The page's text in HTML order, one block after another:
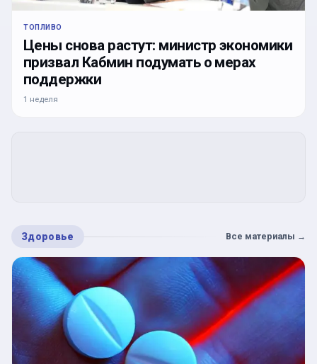
ТОПЛИВО
Цены снова растут: министр экономики
призвал Кабмин подумать о мерах
поддержки
1 неделя
Здоровье Все материалы →